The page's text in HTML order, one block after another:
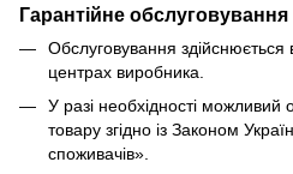
Гарантійне обслуговування
Обслуговування здійснюється
центрах виробника.
У разі необхідності
товару згідно із Законом
споживачів».